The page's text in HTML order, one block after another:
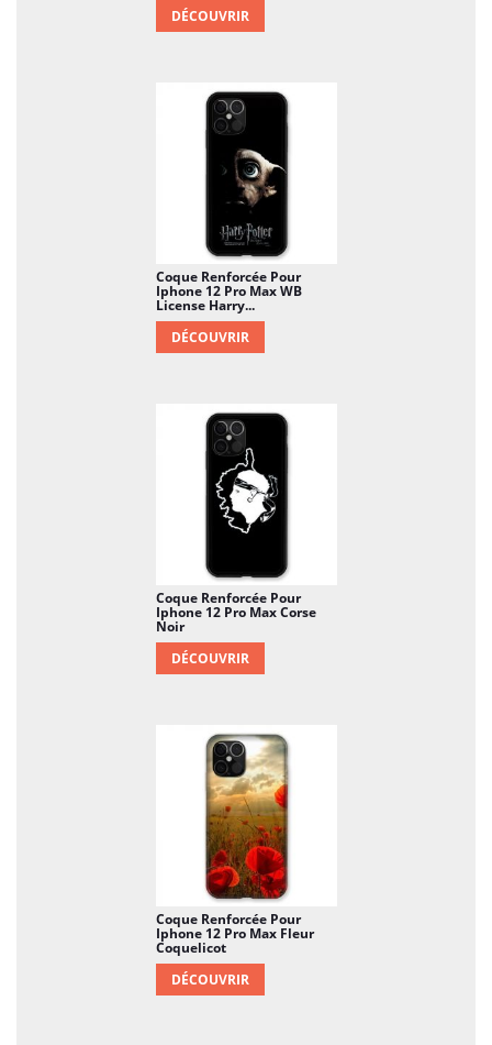
DÉCOUVRIR
Coque Renforcée Pour
Iphone 12 Pro Max WB
License Harry...
DÉCOUVRIR
Coque Renforcée Pour
Iphone 12 Pro Max Corse
Noir
DÉCOUVRIR
Coque Renforcée Pour
Iphone 12 Pro Max Fleur
Coquelicot
DÉCOUVRIR